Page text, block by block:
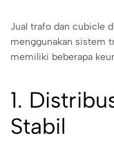
Jual trafo dan cubicle
menggunakan sistem
memiliki beberapa
1.
Stabil